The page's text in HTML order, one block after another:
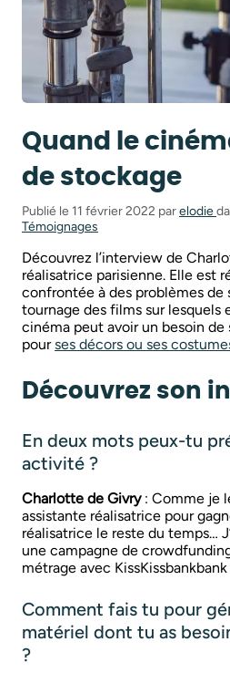
Quand le
de stockage
Publié le 11 février 2022 parelodie
Témoignages
Découvrez l’interview de
réalisatrice parisienne. Elle est
confrontée à des problèmes de
tournage des films sur lesquels
cinéma peut avoir un besoin
pourses décors ou ses
Découvrez son
En deux mots peux-tu
activité ?
Charlotte de Givry: Comme je
assistante réalisatrice pour
réalisatrice le reste du temps…
une campagne de
métrage avec KissKissbankbank
Comment fais tu pour
matériel dont tu as
?